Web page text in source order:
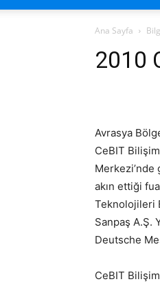
Ana Sayfa
2010
Avrasya
CeBIT
akın ettiği
Teknolojileri
Sanpaş A.Ş.
Deutsche
CeBIT